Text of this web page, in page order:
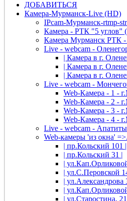
ДОБАВИТЬСЯ
Камера-Мурманск-Live (HD)
IPcam-Мурманск-rtmp-
Камера - РТК "5 углов"
Камера Мурманск РТК -
Live - webcam -
| Камера в г.
| Камера в г.
| Камера в г.
Live - webcam -
Web-Камера - 1 -
Web-Камера - 2 -
Web-Камера - 3 -
Web-Камера - 4 -
Live - webcam -
Web-камеры 'из окна'
| пр.Кольский 101 |
| пр.Кольский 31 |
|
| ул.С.Перовской
| ул.Александрова
|
| ул.Старостина,